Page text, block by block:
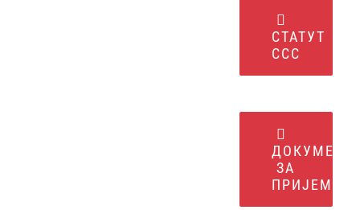
СТАТУТ
ССС
ЗА
ПРИЈЕМ